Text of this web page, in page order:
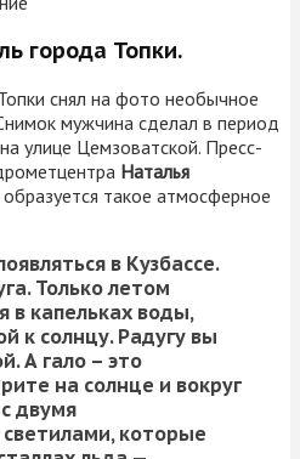
города Топки.
снял на фото необычное
мужчина сделал в период
улице Цемзоватской. Пресс-
Наталья
образуется такое атмосферное
в Кузбассе.
Только летом
в капельках воды,
к солнцу. Радугу вы
А гало – это
на солнце и вокруг
двумя
которые